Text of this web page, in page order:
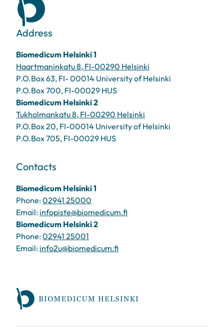
Address
Biomedicum Helsinki 1
Haartmaninkatu 8, FI-00290 Helsinki
P.O.Box 63, FI- 00014 University of Helsinki
P.O.Box 700, FI-00029 HUS
Biomedicum Helsinki 2
Tukholmankatu 8, FI-00290 Helsinki
P.O.Box 20, FI-00014 University of Helsinki
P.O.Box 705, FI-00029 HUS
Contacts
Biomedicum Helsinki 1
Phone:02941 25000
Email: infopiste@biomedicum.fi
Biomedicum Helsinki 2
Phone:02941 25001
Email: info2u@biomedicum.fi